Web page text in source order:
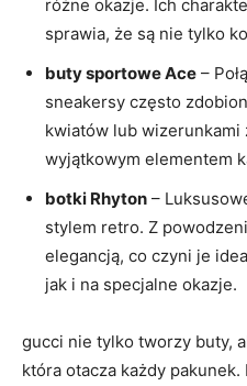
⁤różne okazje. Ich
sprawia, że są nie tylko
buty sportowe Ace –
sneakersy często
⁤kwiatów lub wizerunkami
wyjątkowym elementem
botki ​Rhyton –
stylem retro. Z
elegancją,⁢ co czyni ⁢je
jak i⁢ na specjalne okazje.
gucci nie tylko tworzy buty,
która otacza każdy‌